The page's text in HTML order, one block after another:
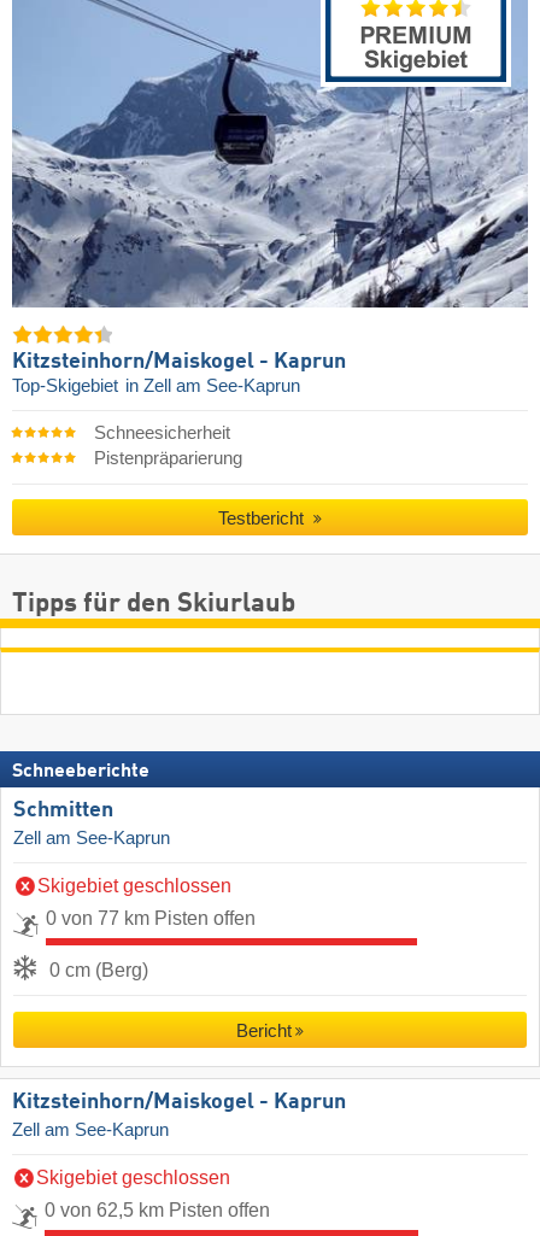
Kitzsteinhorn/​Maiskogel - Kaprun
Top-Skigebiet in Zell am See-Kaprun
Schneesicherheit
Pistenpräparierung
Testbericht
Tipps für den Skiurlaub
Schneeberichte
Schmitten
Zell am See-Kaprun
Skigebiet geschlossen
0 von 77 km Pisten offen
0 cm (Berg)
Bericht
Kitzsteinhorn/​Maiskogel - Kaprun
Zell am See-Kaprun
Skigebiet geschlossen
0 von 62,5 km Pisten offen